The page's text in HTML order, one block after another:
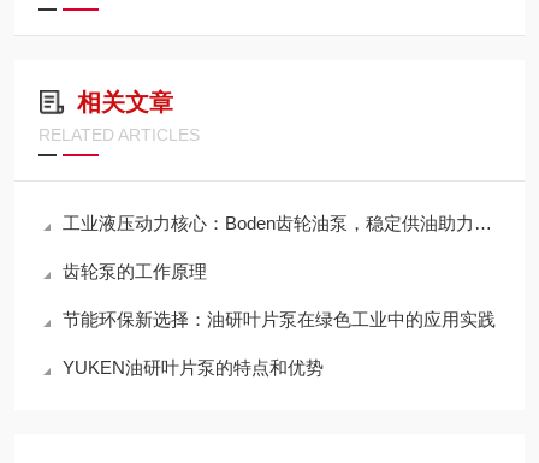
相关文章
RELATED ARTICLES
工业液压动力核心：Boden齿轮油泵，稳定供油助力设备高效连续运转
齿轮泵的工作原理
节能环保新选择：油研叶片泵在绿色工业中的应用实践
YUKEN油研叶片泵的特点和优势